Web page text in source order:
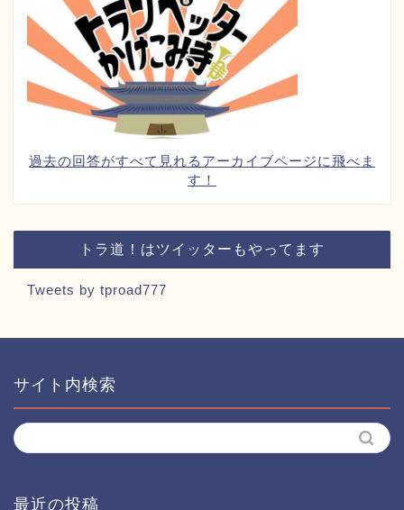
過去の回答がすべて見れるアーカイブページに飛べま
す！
トラ道！はツイッターもやってます
Tweets by tproad777
サイト内検索
最近の投稿